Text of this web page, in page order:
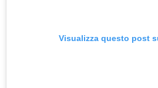
Visualizza questo post